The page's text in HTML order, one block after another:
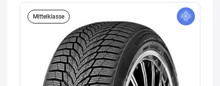
Mittelklasse